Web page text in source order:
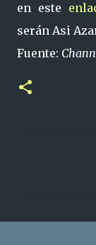
en este
serán Asi
Fuente: